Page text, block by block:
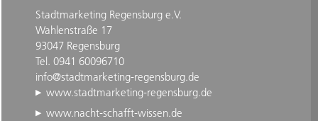
Stadtmarketing Regensburg e.V.
Wahlenstraße 17
93047 Regensburg
Tel. 0941 60096710
info@stadtmarketing-regensburg.de
www.stadtmarketing-regensburg.de
www.nacht-schafft-wissen.de